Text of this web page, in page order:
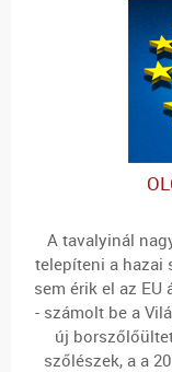
A tavalyinál
telepíteni a hazai
sem érik el az
- számolt be a
új
szőlészek, a a